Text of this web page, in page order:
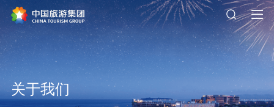
关于我们